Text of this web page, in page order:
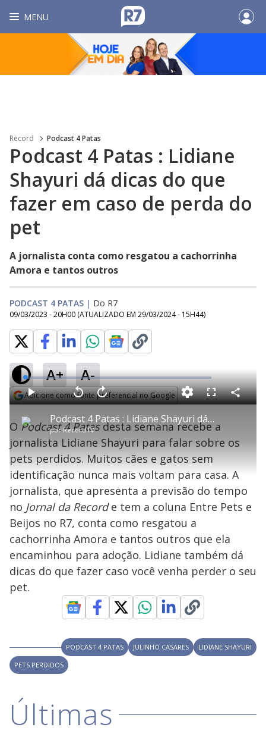
MENU
Record Podcast 4 Patas
Podcast 4 Patas : Lidiane
Shayuri dá dicas do que
fazer em caso de perda do
pet
A jornalista conta como resgatou a cachorrinha
Amora e tantos outros
PODCAST 4 PATAS | Do R7
09/03/2023 - 20H00 (ATUALIZADO EM 29/03/2024 - 15H44)
A+ A-
Adicione como fonte preferencial no Google
P
l
a
y
V
i
d
e
o
Podcast 4 Patas : Lidiane Shayuri dá dicas do que fazer em caso de perda do pet
por RecordTV
P V
t
a
r
1
0
e
g
n
d
s
A
a
n
ç
a
r
1
s
e
u
n
o
s
M
u
d
o
L
o
a
d
e
:
0
.
6
9
%
F
l
e
n
C
o
i
l
O Podcast 4 Patasdesta semana recebe a
jornalista Lidiane Shayuri para falar sobre os
pets perdidos. Muitos cães e gatos sem
identificação nunca mais voltam para casa. A
jornalista, que apresenta a previsão do tempo
no Jornal da Recorde tem a coluna Entre Pets e
Beijos no R7, conta como resgatou a
cachorrinha Amora e tantos outros que ela
encaminhou para adoção. Lidiane também dá
dicas do que fazer caso você venha perder o seu
pet.
PODCAST 4 PATAS JULINHO CASARES
LIDIANE SHAYURI
PETS PERDIDOS
Últimas